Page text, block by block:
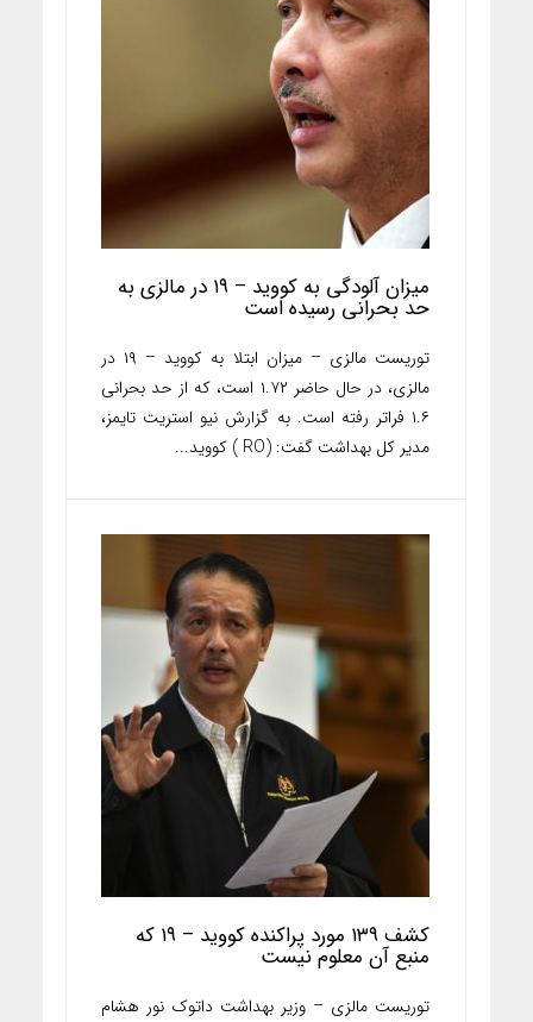
میزان آلودگی به کووید – ۱۹ در مالزی به
حد بحرانی رسیده است
توریست مالزی – میزان ابتلا به کووید – ۱۹ در
مالزی، در حال حاضر ۱.۷۲ است، که از حد بحرانی
۱.۶ فراتر رفته است. به گزارش نیو استریت تایمز،
مدیر کل بهداشت گفت: (RO ) کووید...
کشف ۱۳۹ مورد پراکنده کووید – ۱۹ که
منبع آن معلوم نیست
توریست مالزی – وزیر بهداشت داتوک نور هشام